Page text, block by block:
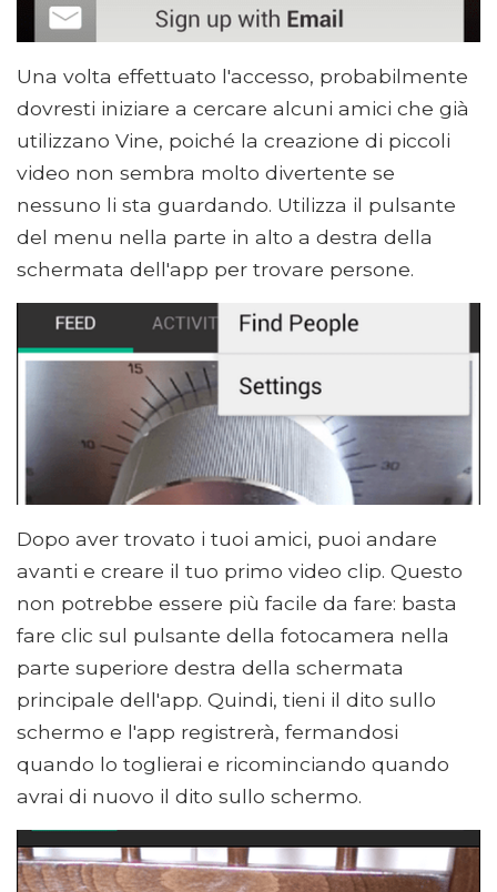
Una volta effettuato l'accesso, probabilmente
dovresti iniziare a cercare alcuni amici che già
utilizzano Vine, poiché la creazione di piccoli
video non sembra molto divertente se
nessuno li sta guardando. Utilizza il pulsante
del menu nella parte in alto a destra della
schermata dell'app per trovare persone.
Dopo aver trovato i tuoi amici, puoi andare
avanti e creare il tuo primo video clip. Questo
non potrebbe essere più facile da fare: basta
fare clic sul pulsante della fotocamera nella
parte superiore destra della schermata
principale dell'app. Quindi, tieni il dito sullo
schermo e l'app registrerà, fermandosi
quando lo toglierai e ricominciando quando
avrai di nuovo il dito sullo schermo.